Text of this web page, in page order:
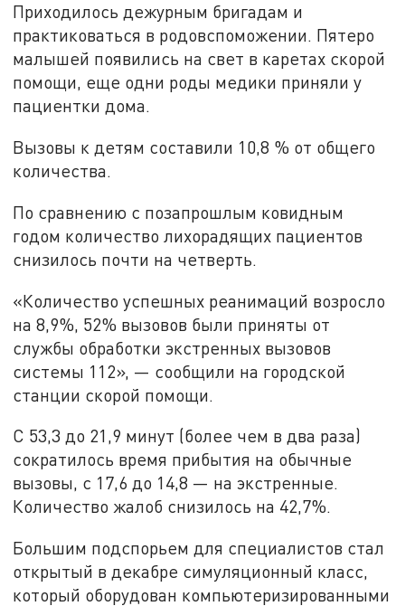
Приходилось дежурным бригадам и
практиковаться в родовспоможении. Пятеро
малышей появились на свет в каретах скорой
помощи, еще одни роды медики приняли у
пациентки дома.
Вызовы к детям составили 10,8 % от общего
количества.
По сравнению с позапрошлым ковидным
годом количество лихорадящих пациентов
снизилось почти на четверть.
«Количество успешных реанимаций возросло
на 8,9%, 52% вызовов были приняты от
службы обработки экстренных вызовов
системы 112», — сообщили на городской
станции скорой помощи.
С 53,3 до 21,9 минут (более чем в два раза)
сократилось время прибытия на обычные
вызовы, с 17,6 до 14,8 — на экстренные.
Количество жалоб снизилось на 42,7%.
Большим подспорьем для специалистов стал
открытый в декабре симуляционный класс,
который оборудован компьютеризированными